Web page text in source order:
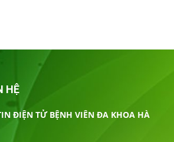
HỆ
ĐIỆN TỬ BỆNH VIÊN ĐA KHOA HÀ